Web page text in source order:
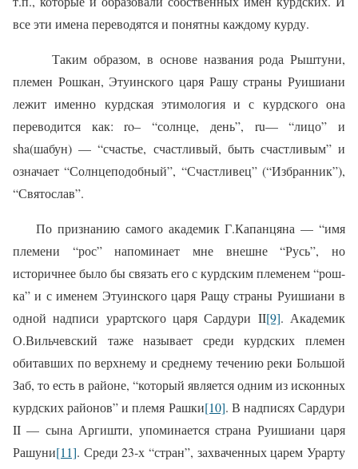
все эти имена переводятся и понятны каждому курду.
Таким образом, в основе названия рода Рыштуни,
племен Рошкан, Этуинского царя Рашу страны Руишиани
лежит именно курдская этимология и с курдского она
переводится как:ro– “солнце, день”, ru— “лицо” и
sha(шабун) — “счастье, счастливый, быть счастливым” и
означает “Солнцеподобный”, “Счастливец” (“Избранник”),
“Святослав”.
По признанию самого академик Г.Капанцяна — “имя
племени “рос” напоминает мне внешне “Русь”, но
историчнее было бы связать его с курдским племенем “рош-
ка” и с именем Этуинского царя Ращу страны Руишиани в
одной надписи урартского царя Сардури II[9]. Академик
О.Вильчевский таже называет среди курдских племен
обитавших по верхнему и среднему течению реки Большой
Заб, то есть в районе, “который является одним из исконных
курдских районов” и племя Рашки[10]. В надписях Сардури
II — сына Аргишти, упоминается страна Руишиани царя
Рашуни[11]. Среди 23-х “стран”, захваченных царем Урарту